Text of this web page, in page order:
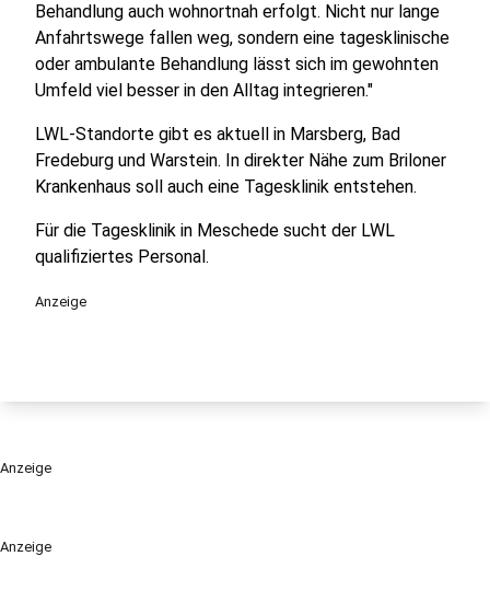
Anzeige
Behandlung auch wohnortnah erfolgt. Nicht nur lange
Anfahrtswege fallen weg, sondern eine tagesklinische
oder ambulante Behandlung lässt sich im gewohnten
Umfeld viel besser in den Alltag integrieren."
LWL-Standorte gibt es aktuell in Marsberg, Bad
Fredeburg und Warstein. In direkter Nähe zum Briloner
Krankenhaus soll auch eine Tagesklinik entstehen.
Für die Tagesklinik in Meschede sucht der LWL
qualifiziertes Personal.
Anzeige
Anzeige